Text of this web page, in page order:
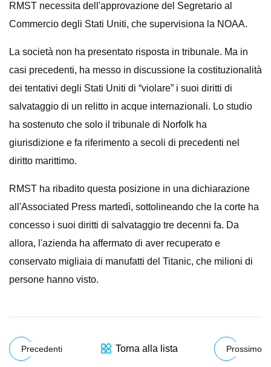
RMST necessita dell'approvazione del Segretario al
Commercio degli Stati Uniti, che supervisiona la NOAA.
La società non ha presentato risposta in tribunale. Ma in
casi precedenti, ha messo in discussione la costituzionalità
dei tentativi degli Stati Uniti di “violare” i suoi diritti di
salvataggio di un relitto in acque internazionali. Lo studio
ha sostenuto che solo il tribunale di Norfolk ha
giurisdizione e fa riferimento a secoli di precedenti nel
diritto marittimo.
RMST ha ribadito questa posizione in una dichiarazione
all'Associated Press martedì, sottolineando che la corte ha
concesso i suoi diritti di salvataggio tre decenni fa. Da
allora, l'azienda ha affermato di aver recuperato e
conservato migliaia di manufatti del Titanic, che milioni di
persone hanno visto.
Precedenti Torna alla lista Prossimo